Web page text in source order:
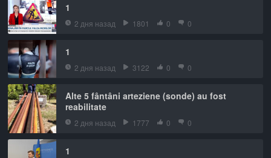
1
2 дня назад 1801 0 0
1
2 дня назад 3122 0 0
Alte 5 fântâni arteziene (sonde) au fost
reabilitate
2 дня назад 1777 0 0
1